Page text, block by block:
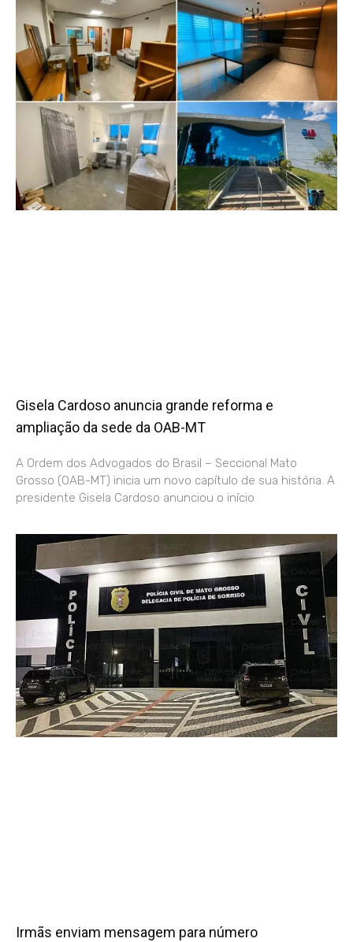
Gisela Cardoso anuncia grande reforma e
ampliação da sede da OAB-MT
A Ordem dos Advogados do Brasil – Seccional Mato
Grosso (OAB-MT) inicia um novo capítulo de sua história. A
presidente Gisela Cardoso anunciou o início
Irmãs enviam mensagem para número